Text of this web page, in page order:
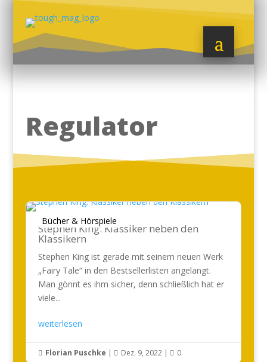
Regulator
Bücher & Hörspiele
Stephen King: Klassiker neben den
Klassikern
Stephen King ist gerade mit seinem neuen Werk
„Fairy Tale“ in den Bestsellerlisten angelangt.
Man gönnt es ihm sicher, denn schließlich hat er
viele...
weiterlesen
 Florian Puschke |  Dez. 9, 2022|  0